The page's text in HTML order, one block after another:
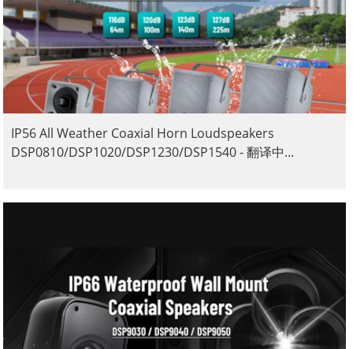
IP56 All Weather Coaxial Horn Loudspeakers
DSP0810/DSP1020/DSP1230/DSP1540 - 翻译中...